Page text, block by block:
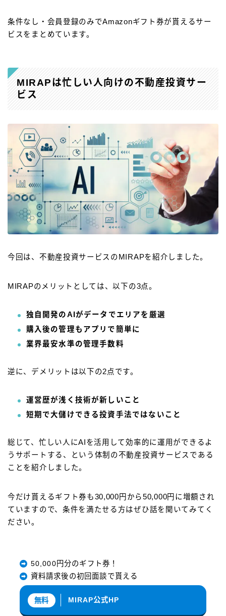
条件なし・会員登録のみでAmazonギフト券が貰えるサー
ビスをまとめています。
MIRAPは忙しい人向けの不動産投資サー
ビス
今回は、不動産投資サービスのMIRAPを紹介しました。
MIRAPのメリットとしては、以下の3点。
独自開発のAIがデータでエリアを厳選
購入後の管理もアプリで簡単に
業界最安水準の管理手数料
逆に、デメリットは以下の2点です。
運営歴が浅く技術が新しいこと
短期で大儲けできる投資手法ではないこと
総じて、忙しい人にAIを活用して効率的に運用ができるよ
うサポートする、という体制の不動産投資サービスである
ことを紹介しました。
今だけ貰えるギフト券も30,000円から50,000円に増額され
ていますので、条件を満たせる方はぜひ話を聞いてみてく
ださい。
50,000円分のギフト券！
資料請求後の初回面談で貰える
無料 MIRAP公式HP